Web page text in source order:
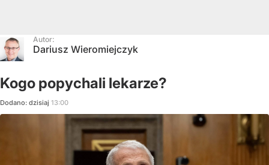
Autor:
Dariusz Wieromiejczyk
Kogo popychali lekarze?
Dodano: dzisiaj 13:00